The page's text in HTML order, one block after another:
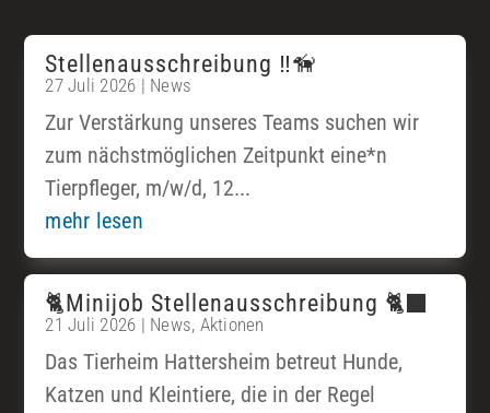
Stellenausschreibung ‼️🦮
27 Juli 2026 | News
Zur Verstärkung unseres Teams suchen wir
zum nächstmöglichen Zeitpunkt eine*n
Tierpfleger, m/w/d, 12...
mehr lesen
🐈Minijob Stellenausschreibung 🐈‍⬛
21 Juli 2026 | News, Aktionen
Das Tierheim Hattersheim betreut Hunde,
Katzen und Kleintiere, die in der Regel